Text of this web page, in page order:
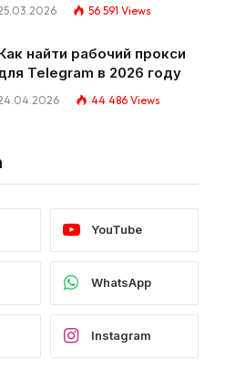
56 591 Views
найти рабочий прокси
Telegram в 2026 году
44 486 Views
YouTube
WhatsApp
Instagram